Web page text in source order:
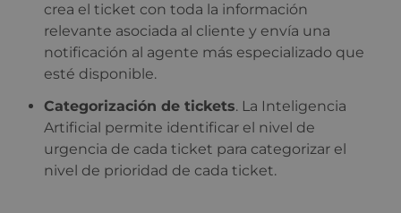
crea el ticket con toda la información
relevante asociada al cliente y envía una
notificación al agente más especializado que
esté disponible.
Categorización de tickets. La Inteligencia
Artificial permite identificar el nivel de
urgencia de cada ticket para categorizar el
nivel de prioridad de cada ticket.